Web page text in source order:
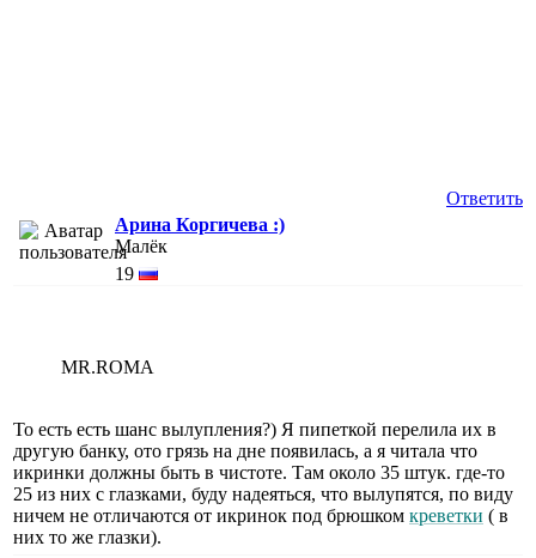
Ответить
Арина Коргичева :)
Малёк
19
MR.ROMA
То есть есть шанс вылупления?) Я пипеткой перелила их в
другую банку, ото грязь на дне появилась, а я читала что
икринки должны быть в чистоте. Там около 35 штук. где-то
25 из них с глазками, буду надеяться, что вылупятся, по виду
ничем не отличаются от икринок под брюшком креветки ( в
них то же глазки).